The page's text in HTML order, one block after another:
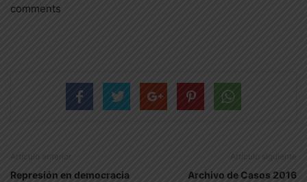
comments
Artículo anterior
Represión en democracia
Artículo siguiente
Archivo de Casos 2016